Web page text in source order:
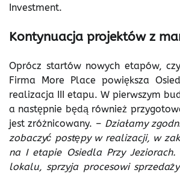
Investment.
Kontynuacja projektów z
Oprócz startów nowych etapów,
Firma More Place powiększa
realizacja III etapu. W pierwszym
a następnie będą również
jest zróżnicowany. – Działamy
zobaczyć postępy w realizacji, w
na I etapie Osiedla Przy
lokalu, sprzyja procesowi sprzedaży